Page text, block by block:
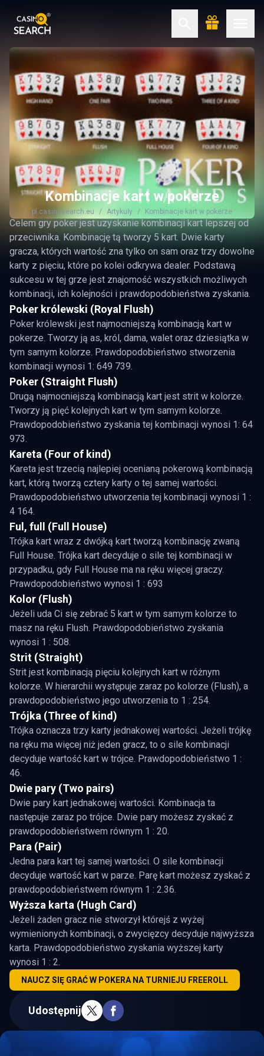
Kombinacje kart w pokerze
pl.casinosearch.eu Artykuły Kombinacje kart w pokerze
Celem gry poker jest uzyskanie kombinacji kart lepszej od
przeciwnika. Kombinację tą tworzy 5 kart. Dwie karty
gracza, których wartość zna tylko on sam oraz trzy dowolne
karty z pięciu, które po kolei odkrywa dealer. Podstawą
sukcesu w tej grze jest znajomość wszystkich możliwych
kombinacji, ich kolejności i prawdopodobieństwa zyskania.
Poker królewski (Royal Flush)
Poker królewski jest najmocniejszą kombinacją kart w
pokerze. Tworzy ją as, król, dama, walet oraz dziesiątka w
tym samym kolorze. Prawdopodobieństwo stworzenia
kombinacji wynosi 1: 649 739.
Poker (Straight Flush)
Drugą najmocniejszą kombinacją kart jest strit w kolorze.
Tworzy ją pięć kolejnych kart w tym samym kolorze.
Prawdopodobieństwo zyskania tej kombinacji wynosi 1: 64
973.
Kareta (Four of kind)
Kareta jest trzecią najlepiej ocenianą pokerową kombinacją
kart, którą tworzą cztery karty o tej samej wartości.
Prawdopodobieństwo utworzenia tej kombinacji wynosi 1 :
4 164.
Ful, full (Full House)
Trójka kart wraz z dwójką kart tworzą kombinację zwaną
Full House. Trójka kart decyduje o sile tej kombinacji w
przypadku, gdy Full House ma na ręku więcej graczy.
Prawdopodobieństwo wynosi 1 : 693
Kolor (Flush)
Jeżeli uda Ci się zebrać 5 kart w tym samym kolorze to
masz na ręku Flush. Prawdopodobieństwo zyskania
wynosi 1 : 508.
Strit (Straight)
Strit jest kombinacją pięciu kolejnych kart w różnym
kolorze. W hierarchii występuje zaraz po kolorze (Flush), a
prawdopodobieństwo jego utworzenia to 1 : 254.
Trójka (Three of kind)
Trójka oznacza trzy karty jednakowej wartości. Jeżeli trójkę
na ręku ma więcej niż jeden gracz, to o sile kombinacji
decyduje wartość kart w trójce. Prawdopodobieństwo 1 :
46.
Dwie pary (Two pairs)
Dwie pary kart jednakowej wartości. Kombinacja ta
następuje zaraz po trójce. Dwie pary możesz zyskać z
prawdopodobieństwem równym 1 : 20.
Para (Pair)
Jedna para kart tej samej wartości. O sile kombinacji
decyduje wartość kart w parze. Parę kart możesz zyskać z
prawdopodobieństwem równym 1 : 2.36.
Wyższa karta (Hugh Card)
Jeżeli żaden gracz nie stworzył którejś z wyżej
wymienionych kombinacji, o zwycięzcy decyduje najwyższa
karta. Prawdopodobieństwo zyskania wyższej karty
wynosi 1 : 2.
NAUCZ SIĘ GRAĆ W POKERA NA TURNIEJU FREEROLL
Udostępnij